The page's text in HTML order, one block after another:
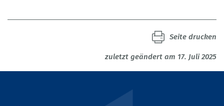
zuletzt geändert am 17. Juli 2025
Seite drucken